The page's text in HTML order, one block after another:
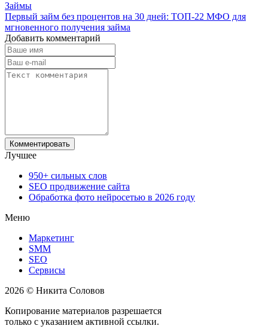
Займы
Первый займ без процентов на 30 дней: ТОП-22 МФО для
мгновенного получения займа
Добавить комментарий
Лучшее
950+ сильных слов
SEO продвижение сайта
Обработка фото нейросетью в 2026 году
Меню
Маркетинг
SMM
SEO
Сервисы
2026 © Никита Соловов
Копирование материалов разрешается
только с указанием активной ссылки.